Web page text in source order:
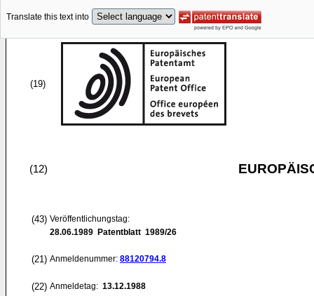
Translate this text into
(19)
(12)
(43) Veröffentlichungstag:
28.06.1989 Patentblatt 1989/26
(21) Anmeldenummer: 88120794.8
(22) Anmeldetag: 13.12.1988